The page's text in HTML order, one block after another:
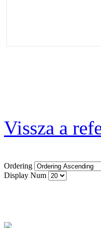
Vissza a
Ordering
Display Num